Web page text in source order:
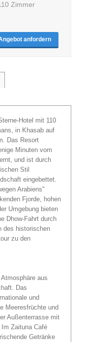
Zimmer
anfordern
Hotel mit 110
in Khasab auf
Das Resort
Minuten vom
und ist durch
Stil
eingebettet.
Arabiens"
Fjorde, hohen
Umgebung bieten
Dhow-Fahrt durch
des historischen
zu den
aus
Das
und
Meeresfrüchte und
Außenterrasse mit
Zaituna Café
Getränke